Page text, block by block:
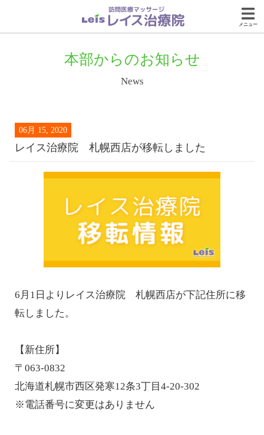
メニュー
本部からのお知らせ
News
06月 15, 2020
レイス治療院 札幌西店が移転しました
6月1日よりレイス治療院 札幌西店が下記住所に移
転しました。
【新住所】
〒063-0832
北海道札幌市西区発寒12条3丁目4-20-302
※電話番号に変更はありません